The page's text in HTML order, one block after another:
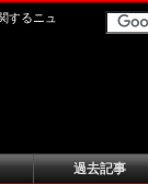
するニュ
過去記事